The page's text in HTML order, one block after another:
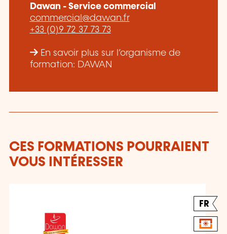
Dawan - Service commercial
commercial@dawan.fr
+33 (0)9 72 37 73 73
En savoir plus sur l’organisme de
formation: DAWAN
CES FORMATIONS POURRAIENT
VOUS INTÉRESSER
FR